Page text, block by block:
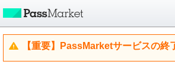
【重要】PassMarketサービスの終